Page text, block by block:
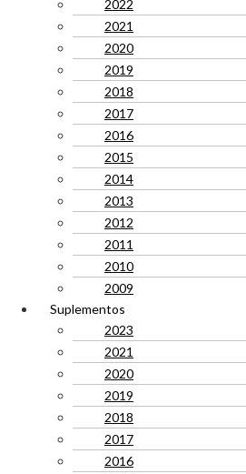
2022
2021
2020
2019
2018
2017
2016
2015
2014
2013
2012
2011
2010
2009
Suplementos
2023
2021
2020
2019
2018
2017
2016